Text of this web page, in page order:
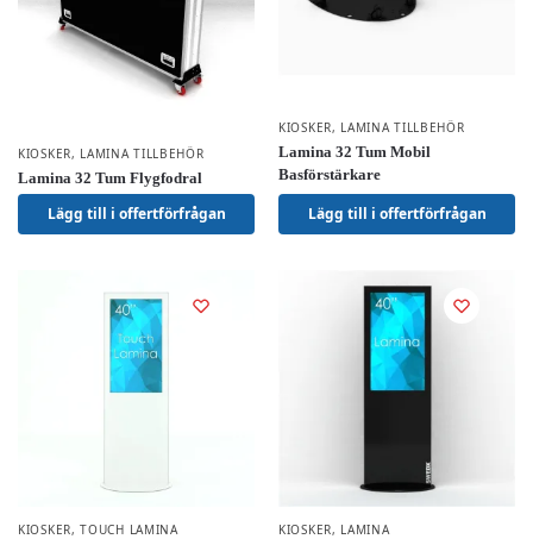
KIOSKER, LAMINA TILLBEHÖR
Lamina 32 Tum Flygfodral
Lägg till i offertförfrågan
KIOSKER, LAMINA TILLBEHÖR
Lamina 32 Tum Mobil
Basförstärkare
Lägg till i offertförfrågan
KIOSKER,TOUCH LAMINA KIOSKER, LAMINA